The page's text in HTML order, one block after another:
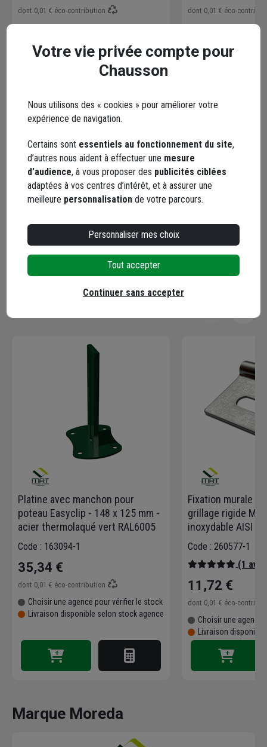
dont 0,01 € éco-contribution dont 0,01 € éco-
Choisir une
Description
Conseils d'utilisation
Caractéristiques
Platine avec manchon pour
poteau Easyclip - 148 x 125 mm -
acier thermolaqué vert RAL6005
Code : 163094-1
35,34 €
dont 0,01 € éco-contribution
Choisir une agence pour vérifier le stock
Livraison disponible selon stock agence
Fixation murale
grillage rigide
inoxydable AISI
10 pièces
Code : 260577-1
(1
11,72 €
dont 0,01 € éco-
Choisir une agence
Livraison
Marque Moreda
Votre vie privée compte pour
Chausson
Nous utilisons des « cookies » pour améliorer votre
expérience de navigation.
Certains sont essentiels au fonctionnement du site,
d’autres nous aident à effectuer une mesure
d’audience, à vous proposer des publicités ciblées
adaptées à vos centres d’intérêt, et à assurer une
meilleure personnalisation de votre parcours.
Personnaliser mes choix
Tout accepter
Continuer sans accepter